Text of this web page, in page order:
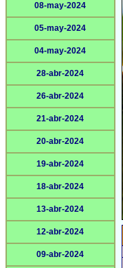
08-may-2024
05-may-2024
04-may-2024
28-abr-2024
26-abr-2024
21-abr-2024
20-abr-2024
19-abr-2024
18-abr-2024
13-abr-2024
12-abr-2024
09-abr-2024